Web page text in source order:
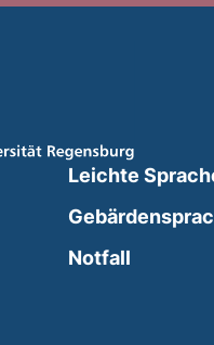
in a new window)
Leichte
Notfall